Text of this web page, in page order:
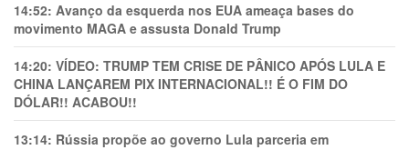
14:52: Avanço da esquerda nos EUA ameaça bases do
movimento MAGA e assusta Donald Trump
14:20: VÍDEO: TRUMP TEM CRlSE DE PÂNlCO APÓS LULA E
CHINA LANÇAREM PIX INTERNACIONAL!! É O FIM DO
DÓLAR!! ACABOU!!
13:14: Rússia propõe ao governo Lula parceria em